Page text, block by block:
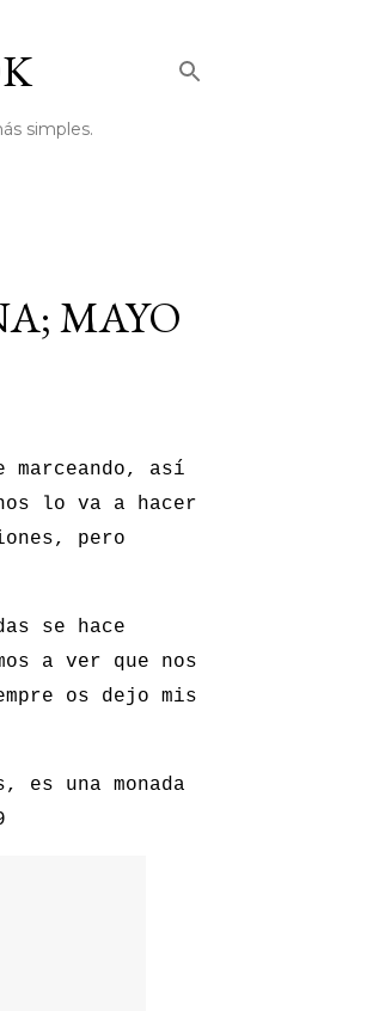
simples.
MAYO
marceando, así
lo va a hacer
pero
se hace
a ver que nos
os dejo mis
una monada